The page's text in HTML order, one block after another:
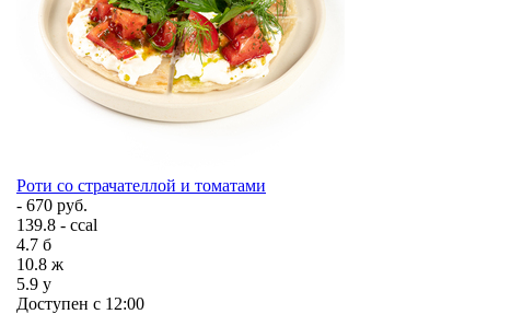
Роти со страчателлой и томатами
- 670 руб.
139.8 - ccal
4.7 б
10.8 ж
5.9 у
Доступен с 12:00